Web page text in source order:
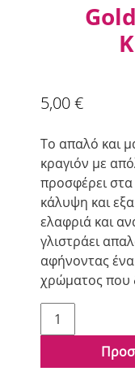
5,00€
Το απαλό και
κραγιόν με
προσφέρει
κάλυψη και
ελαφριά και
γλιστράει
αφήνοντας
χρώματος που
Golden
Rose
Κραγιόν